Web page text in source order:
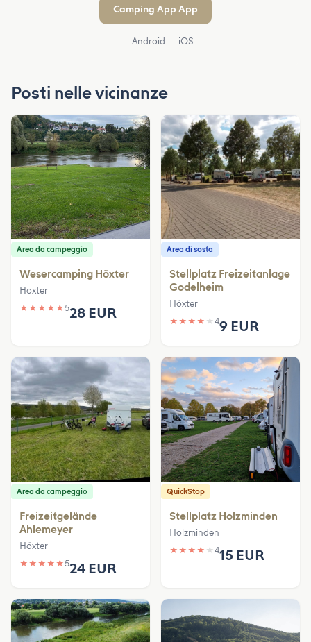
Camping App App
Android iOS
Posti nelle vicinanze
Area da campeggio
Wesercamping Höxter
Höxter
★ ★ ★ ★ ★528 EUR
Area di sosta
Stellplatz Freizeitanlage
Godelheim
Höxter
★ ★ ★ ★ ★ 49 EUR
Area da campeggio
Freizeitgelände
Ahlemeyer
Höxter
★ ★ ★ ★ ★524 EUR
QuickStop
Stellplatz Holzminden
Holzminden
★ ★ ★ ★ ★ 415 EUR